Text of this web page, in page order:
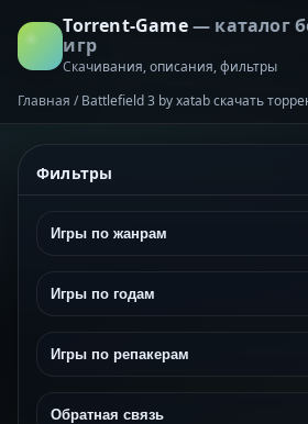
Torrent-Game— каталог
игр
Скачивания, описания, фильтры
Главная / Battlefield 3 by xatab скачать
Фильтры
Игры по жанрам
Игры по годам
Игры по репакерам
Обратная связь